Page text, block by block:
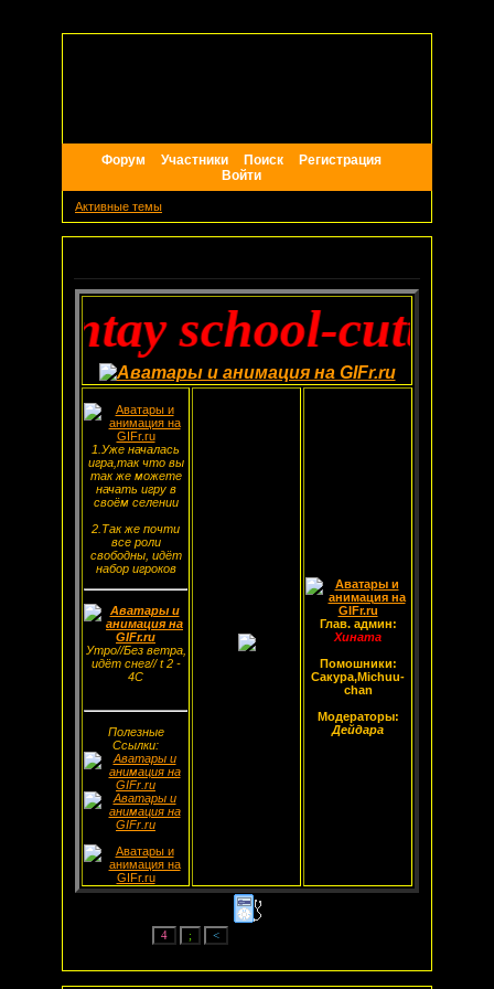
Форум Участники Поиск
Регистрация
Войти
Активные темы
school-
1.Уже началась
игра,так что вы
так же можете
начать игру в
своём селении
2.Так же почти
все роли
свободны, идёт
набор игроков
Утро//Без ветра,
идёт снег// t 2 -
4С
Полезные
Ссылки:
Глав. админ:
Хината
Помошники:
Сакура,Michuu-
chan
Модераторы:
Дейдара